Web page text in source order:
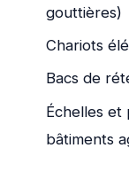
gouttières)
Chariots
Bacs de
Échelles et
bâtiments